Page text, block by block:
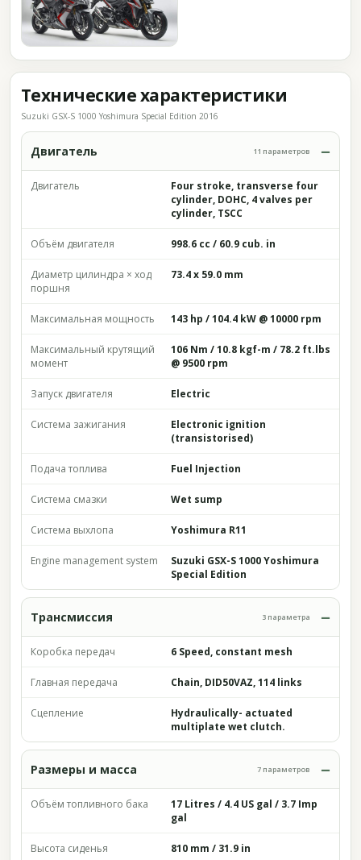
Технические характеристики
Suzuki GSX-S 1000 Yoshimura Special Edition 2016
Двигатель 11 параметров
Двигатель
Four stroke, transverse four
cylinder, DOHC, 4 valves per
cylinder, TSCC
Объём двигателя 998.6 cc / 60.9 cub. in
Диаметр цилиндра × ход
поршня
73.4 x 59.0 mm
Максимальная мощность 143 hp / 104.4 kW @ 10000 rpm
Максимальный крутящий
момент
106 Nm / 10.8 kgf-m / 78.2 ft.lbs
@ 9500 rpm
Запуск двигателя Electric
Система зажигания
Electronic ignition
(transistorised)
Подача топлива Fuel Injection
Система смазки Wet sump
Система выхлопа Yoshimura R11
Engine management system
Suzuki GSX-S 1000 Yoshimura
Special Edition
Трансмиссия 3 параметра
Коробка передач 6 Speed, constant mesh
Главная передача Chain, DID50VAZ, 114 links
Сцепление
Hydraulically- actuated
multiplate wet clutch.
Размеры и масса 7 параметров
Объём топливного бака
17 Litres / 4.4 US gal / 3.7 Imp
gal
Высота сиденья 810 mm / 31.9 in